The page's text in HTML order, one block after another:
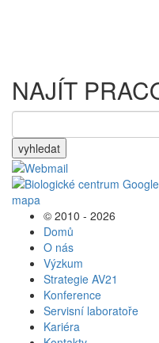
NAJÍT
vyhledat
© 2010 - 2026
Domů
O nás
Výzkum
Strategie AV21
Konference
Servisní laboratoře
Kariéra